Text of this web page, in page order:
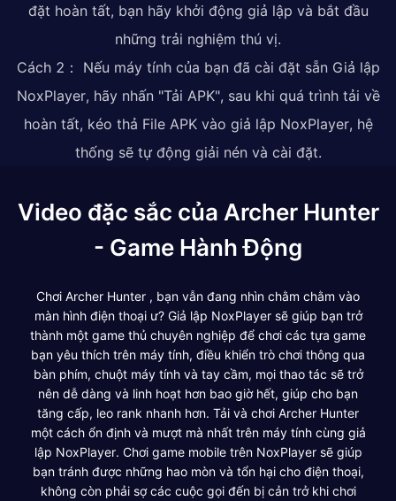
đặt hoàn tất, bạn hãy khởi động giả lập và bắt đầu
những trải nghiệm thú vị.
Cách 2： Nếu máy tính của bạn đã cài đặt sẵn Giả lập
NoxPlayer, hãy nhấn "Tải APK", sau khi quá trình tải về
hoàn tất, kéo thả File APK vào giả lập NoxPlayer, hệ
thống sẽ tự động giải nén và cài đặt.
Video đặc sắc của Archer Hunter
- Game Hành Động
Chơi Archer Hunter , bạn vẫn đang nhìn chằm chằm vào
màn hình điện thoại ư? Giả lập NoxPlayer sẽ giúp bạn trở
thành một game thủ chuyên nghiệp để chơi các tựa game
bạn yêu thích trên máy tính, điều khiển trò chơi thông qua
bàn phím, chuột máy tính và tay cầm, mọi thao tác sẽ trở
nên dễ dàng và linh hoạt hơn bao giờ hết, giúp cho bạn
tăng cấp, leo rank nhanh hơn. Tải và chơi Archer Hunter
một cách ổn định và mượt mà nhất trên máy tính cùng giả
lập NoxPlayer. Chơi game mobile trên NoxPlayer sẽ giúp
bạn tránh được những hao mòn và tổn hại cho điện thoại,
không còn phải sợ các cuộc gọi đến bị cản trở khi chơi